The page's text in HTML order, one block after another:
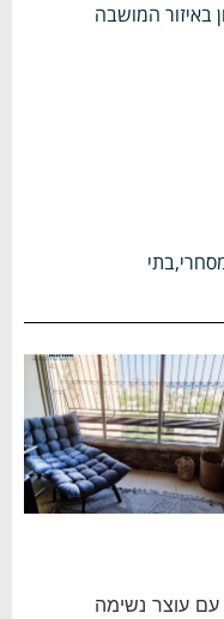
באיזור המושבה
עם עוצר נשימה